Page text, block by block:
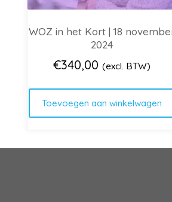
WOZ in het Kort | 18
2024
€340,00 (excl. BTW)
Toevoegen aan winkelwagen